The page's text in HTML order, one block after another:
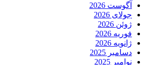
آگوست 2026
جولای 2026
ژوئن 2026
فوریه 2026
ژانویه 2026
دسامبر 2025
نوامبر 2025